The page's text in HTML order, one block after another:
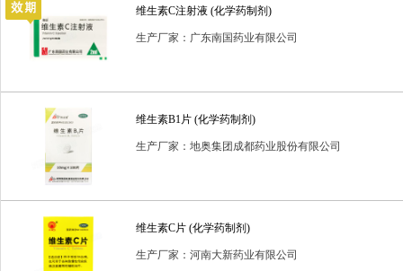
体内诊断试剂 体外诊断试剂 体外诊断试剂(药品)
医疗器械一类 医疗器械二类 卫生保健品
进口药品 预包装食品
维生素C注射液 (化学药制剂)
生产厂家：广东南国药业有限公司
维生素B1片 (化学药制剂)
生产厂家：地奥集团成都药业股份有限公司
维生素C片 (化学药制剂)
生产厂家：河南大新药业有限公司